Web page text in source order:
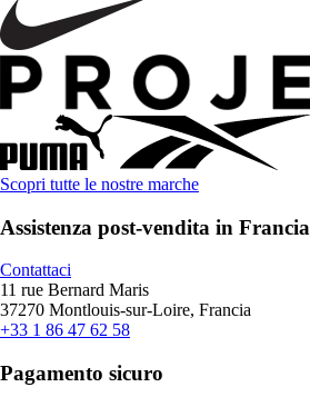
Scopri tutte le nostre marche
Assistenza post-vendita in Francia
Contattaci
11 rue Bernard Maris
37270 Montlouis-sur-Loire, Francia
+33 1 86 47 62 58
Pagamento sicuro